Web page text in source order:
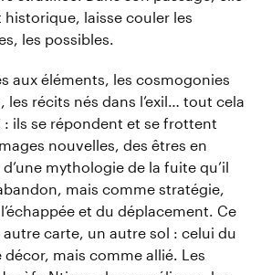
laisse couler les
les possibles.
aux éléments, les cosmogonies
les récits nés dans l’exil… tout cela
: ils se répondent et se frottent
nouvelles, des êtres en
mythologie de la fuite qu’il
mais comme stratégie,
et du déplacement. Ce
carte, un autre sol : celui du
mais comme allié. Les